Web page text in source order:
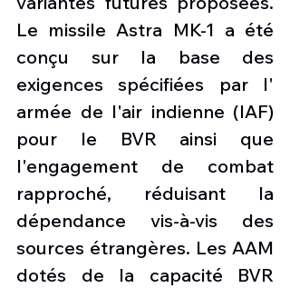
Le missile Astra MK-1 a été
conçu sur la base des
exigences spécifiées par l'
armée de l'air indienne (IAF)
pour le BVR ainsi que
l'engagement de combat
rapproché, réduisant la
dépendance vis-à-vis des
sources étrangères. Les AAM
dotés de la capacité BVR